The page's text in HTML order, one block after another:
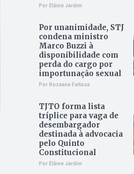
Por Elâine Jardim
Por unanimidade, STJ
condena ministro
Marco Buzzi à
disponibilidade com
perda do cargo por
importunação sexual
Por Rozeane Feitosa
TJTO forma lista
tríplice para vaga de
desembargador
destinada à advocacia
pelo Quinto
Constitucional
Por Elâine Jardim